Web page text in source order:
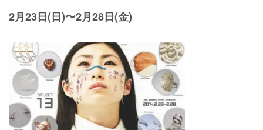
2月23日(日)〜2月28日(金)